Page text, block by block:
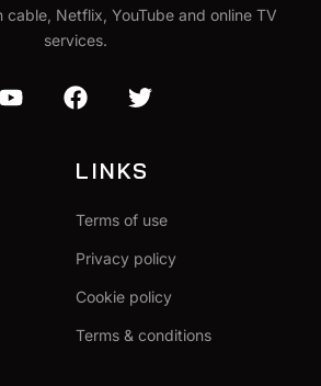
cable, Netflix, YouTube and online TV
services.
LINKS
Terms of use
Privacy policy
Cookie policy
Terms & conditions